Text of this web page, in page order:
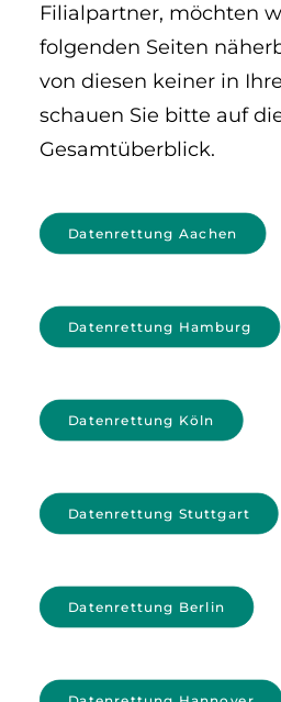
Filialpartner, möchten
folgenden Seiten
von diesen keiner in
schauen Sie bitte auf
Gesamtüberblick.
Datenrettung Aachen
Datenrettung Hamburg
Datenrettung Köln
Datenrettung Stuttgart
Datenrettung Berlin